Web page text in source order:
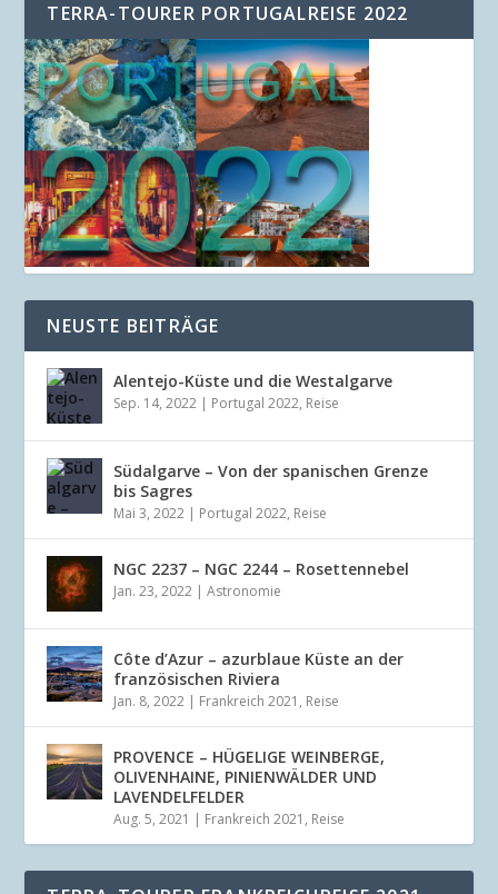
TERRA-TOURER PORTUGALREISE 2022
NEUSTE BEITRÄGE
Alentejo-Küste und die Westalgarve
Sep. 14, 2022 | Portugal 2022, Reise
Südalgarve – Von der spanischen Grenze
bis Sagres
Mai 3, 2022 | Portugal 2022, Reise
NGC 2237 – NGC 2244 – Rosettennebel
Jan. 23, 2022 |Astronomie
Côte d’Azur – azurblaue Küste an der
französischen Riviera
Jan. 8, 2022 | Frankreich 2021 , Reise
PROVENCE – HÜGELIGE WEINBERGE,
OLIVENHAINE, PINIENWÄLDER UND
LAVENDELFELDER
Aug. 5, 2021 | Frankreich 2021 , Reise